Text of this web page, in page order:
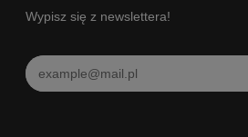
Wypisz się z newslettera!